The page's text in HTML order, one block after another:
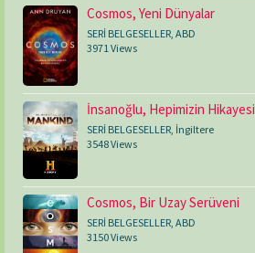
Cosmos, Yeni Dünyalar
SERİ BELGESELLER ABD
3971 Views
İnsanoğlu, Hepimizin Hikayesi
SERİ BELGESELLER İngiltere
3548 Views
Cosmos, Bir Uzay Serüveni
SERİ BELGESELLER, ABD
3150 Views